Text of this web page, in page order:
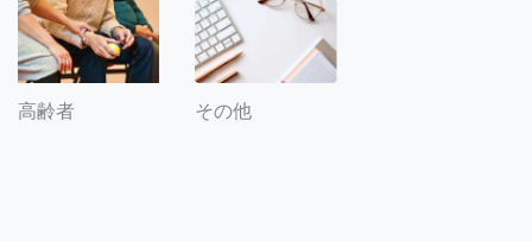
高齢者 その他